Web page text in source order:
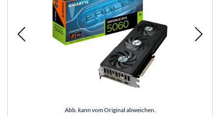
Abb. kann vom Original abweichen.